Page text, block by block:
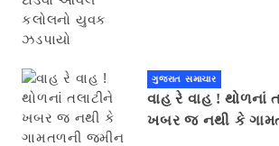
ગુજરાત સમાચાર
વાહ રે વાહ ! થોળનાં
ખબર જ નથી કે